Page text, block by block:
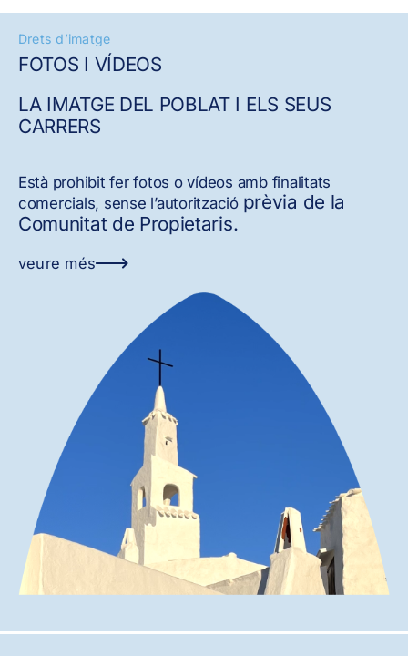
Drets d’imatge
FOTOS I VÍDEOS
LA IMATGE DEL POBLAT I ELS SEUS
CARRERS
Està prohibit fer fotos o vídeos amb finalitats
comercials, sense l’autorització prèvia de la
Comunitat de Propietaris.
veure més